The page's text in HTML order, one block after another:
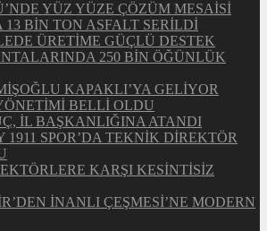
YÜZ YÜZE ÇÖZÜM MESAİSİ
13 BİN TON ASFALT SERİLDİ
ÜRETİME GÜÇLÜ DESTEK
250 BİN ÖĞÜNLÜK
KAPAKLI’YA GELİYOR
BELLİ OLDU
İL BAŞKANLIĞINA ATANDI
1911 SPOR’DA TEKNİK DİREKTÖR
KARŞI KESİNTİSİZ
İNANLI ÇEŞMESİ’NE MODERN